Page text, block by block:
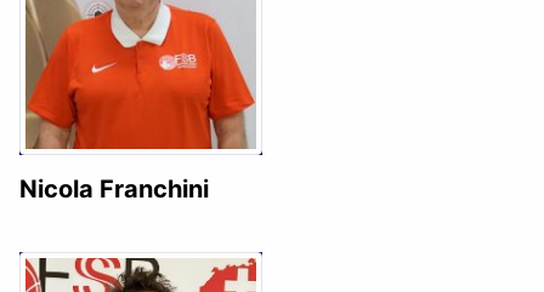
Nicola Franchini